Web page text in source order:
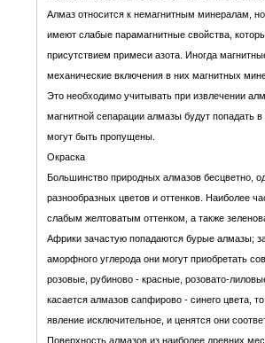
Алмаз относится к немагнитным минералам,
имеют слабые парамагнитные свойства,
присутствием примеси азота. Иногда
механические включения в них магнитных
Это необходимо учитывать при извлечении
магнитной сепарации алмазы будут попадать
могут быть пропущены.
Окраска
Большинство природных алмазов бесцветно,
разнообразных цветов и оттенков. Наиболее
слабым желтоватым оттенком, а также
Африки зачастую попадаются бурые алмазы;
аморфного углерода они могут приобретать
розовые, рубиново - красные, розовато-
касается алмазов сапфирово - синего цвета,
явление исключительное, и ценятся они
Поверхность алмазов из наиболее древних